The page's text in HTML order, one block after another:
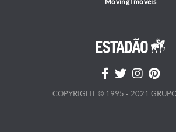
COPYRIGHT © 1995 - 2021